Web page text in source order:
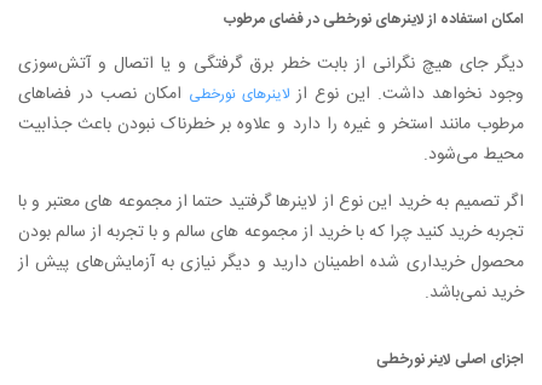
امکان استفاده از لاینرهای نورخطی در فضای مرطوب
دیگر جای هیچ نگرانی از بابت خطر برق گرفتگی و یا اتصال و آتش‌سوزی
وجود نخواهد داشت. این نوع از لاینرهای نورخطی امکان نصب در فضاهای
مرطوب مانند استخر و غیره را دارد و علاوه بر خطرناک نبودن باعث جذابیت
محیط می‌شود.
اگر تصمیم به خرید این نوع از لاینرها گرفتید حتما از مجموعه های معتبر و با
تجربه خرید کنید چرا که با خرید از مجموعه های سالم و با تجربه از سالم بودن
محصول خریداری شده اطمینان دارید و دیگر نیازی به آزمایش‌های پیش از
خرید نمی‌باشد.
اجزای اصلی لاینر نورخطی